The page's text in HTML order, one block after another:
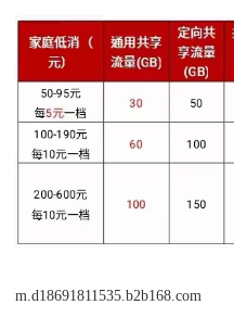
m.d18691811535.b2b168.com